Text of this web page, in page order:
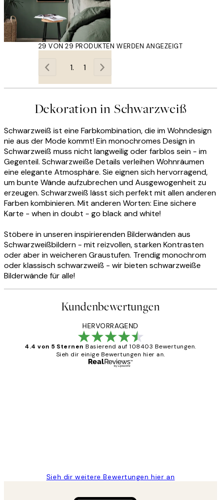
29 VON 29 PRODUKTEN WERDEN ANGEZEIGT
1
Dekoration in Schwarzweiß
Schwarzweiß ist eine Farbkombination, die im Wohndesign
nie aus der Mode kommt! Ein monochromes Design in
Schwarzweiß muss nicht langweilig oder farblos sein - im
Gegenteil. Schwarzweiße Details verleihen Wohnräumen
eine elegante Atmosphäre. Sie eignen sich hervorragend,
um bunte Wände aufzubrechen und Ausgewogenheit zu
erzeugen. Schwarzweiß lässt sich perfekt mit allen anderen
Farben kombinieren. Mit anderen Worten: Eine sichere
Karte - when in doubt - go black and white!
Stöbere in unseren inspirierenden Bilderwänden aus
Schwarzweißbildern - mit reizvollen, starken Kontrasten
oder aber in weicheren Graustufen. Trendig monochrom
oder klassisch schwarzweiß - wir bieten schwarzweiße
Bilderwände für alle!
Kundenbewertungen
HERVORRAGEND
4.4 von 5 Sternen Basierend auf 108403 Bewertungen.
Sieh dir einige Bewertungen hier an.
Sieh dir weitere Bewertungen hier an